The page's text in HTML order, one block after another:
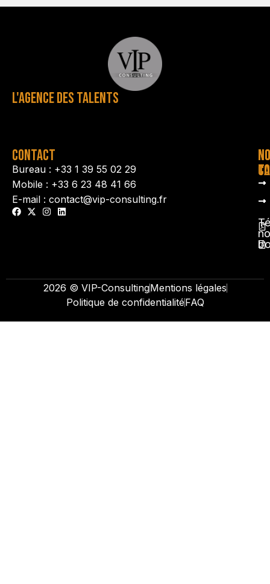
L'AGENCE DES TALENTS
CONTACT
Bureau : +33 1 39 55 02 29
Mobile : +33 6 23 48 41 66
E-mail : contact@vip-consulting.fr
2026 © VIP-ConsultingMentions légales
Politique de confidentialitéFAQ